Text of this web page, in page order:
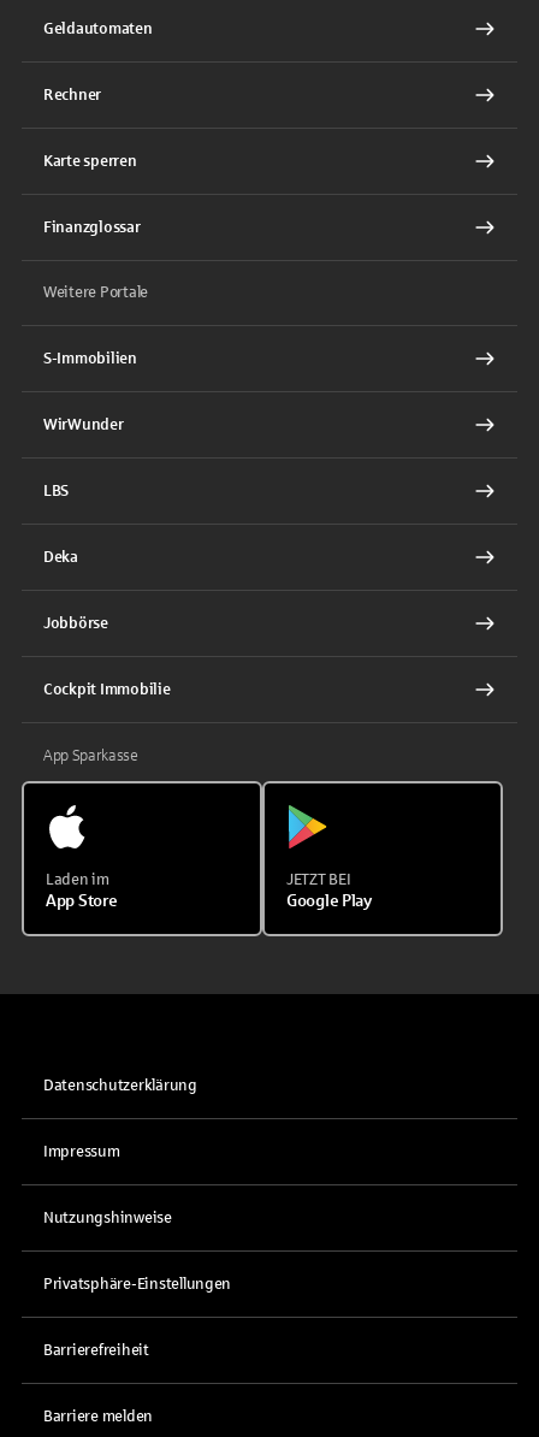
Geldautomaten
Rechner
Karte sperren
Finanzglossar
Weitere Portale
S-Immobilien
WirWunder
LBS
Deka
Jobbörse
Cockpit Immobilie
App Sparkasse
Laden im
App Store
JETZT BEI
Google Play
Datenschutzerklärung
Impressum
Nutzungshinweise
Privatsphäre-Einstellungen
Barrierefreiheit
Barriere melden